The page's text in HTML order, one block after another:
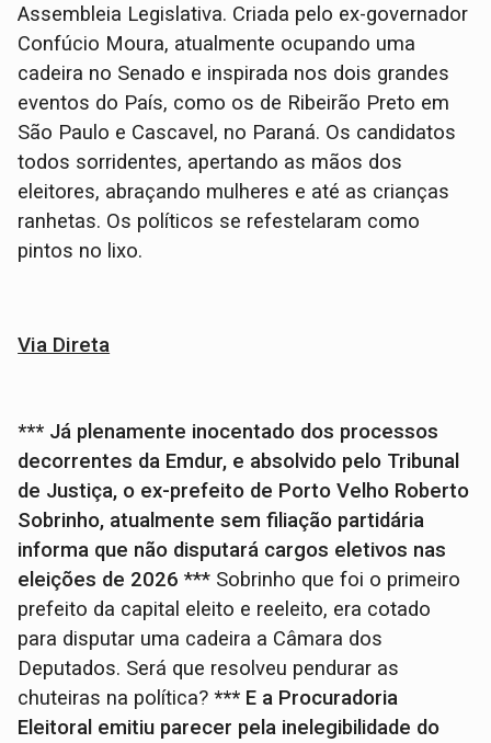
Assembleia Legislativa. Criada pelo ex-governador
Confúcio Moura, atualmente ocupando uma
cadeira no Senado e inspirada nos dois grandes
eventos do País, como os de Ribeirão Preto em
São Paulo e Cascavel, no Paraná. Os candidatos
todos sorridentes, apertando as mãos dos
eleitores, abraçando mulheres e até as crianças
ranhetas. Os políticos se refestelaram como
pintos no lixo.
Via Direta
*** Já plenamente inocentado dos processos
decorrentes da Emdur, e absolvido pelo Tribunal
de Justiça, o ex-prefeito de Porto Velho Roberto
Sobrinho, atualmente sem filiação partidária
informa que não disputará cargos eletivos nas
eleições de 2026*** Sobrinho que foi o primeiro
prefeito da capital eleito e reeleito, era cotado
para disputar uma cadeira a Câmara dos
Deputados. Será que resolveu pendurar as
chuteiras na política?*** E a Procuradoria
Eleitoral emitiu parecer pela inelegibilidade do